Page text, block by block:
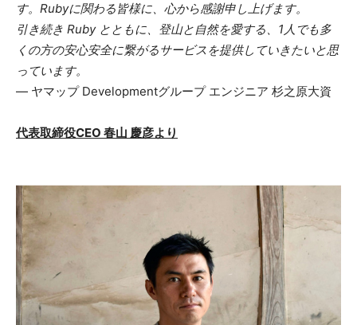
す。Rubyに関わる皆様に、心から感謝申し上げます。
引き続き Ruby とともに、登山と自然を愛する、1人でも多
くの方の安心安全に繋がるサービスを提供していきたいと思
っています。
― ヤマップ Developmentグループ エンジニア 杉之原大資
代表取締役CEO 春山 慶彦より